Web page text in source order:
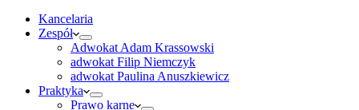
Kancelaria
Zespół
Adwokat Adam Krassowski
adwokat Filip Niemczyk
adwokat Paulina Anuszkiewicz
Praktyka
Prawo karne